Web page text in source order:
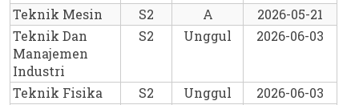
Teknik Mesin S2 A
2026-05-21
Teknik Dan
Manajemen
Industri
S2 Unggul 2026-06-03
Teknik Fisika S2 Unggul
2026-06-03